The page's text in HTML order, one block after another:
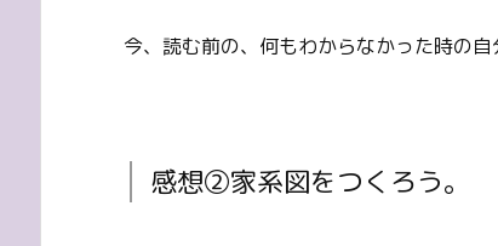
今、読む前の、何もわからなかった時の自
感想②家系図をつくろう。